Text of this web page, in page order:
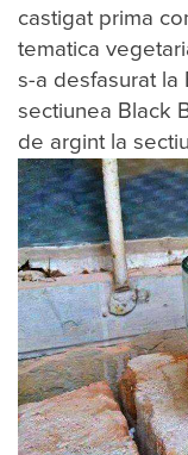
castigat prima
tematica
s-a desfasurat la
sectiunea Black
de argint la